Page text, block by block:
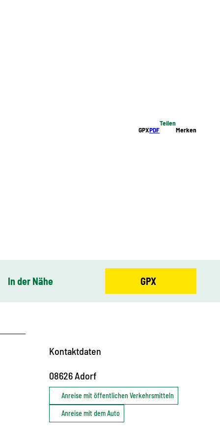
GPXPDF
Teilen
Merken
In der Nähe GPX
Kontaktdaten
08626 Adorf
Anreise mit öffentlichen Verkehrsmitteln
Anreise mit dem Auto